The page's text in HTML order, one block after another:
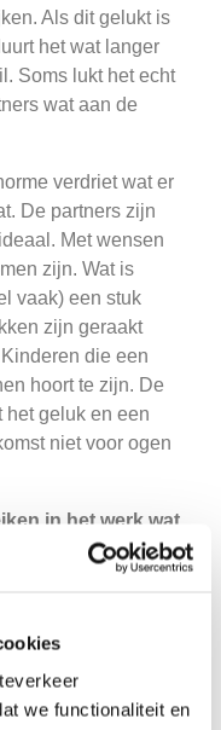
we functionaliteit en
Als dit gelukt is
het wat langer
Soms lukt het echt
wat aan de
verdriet wat er
De partners zijn
Met wensen
zijn. Wat is
vaak) een stuk
zijn geraakt
die een
hoort te zijn. De
geluk en een
niet voor ogen
in het werk wat
doelen voor
heen die er voor
weerbaar zijn